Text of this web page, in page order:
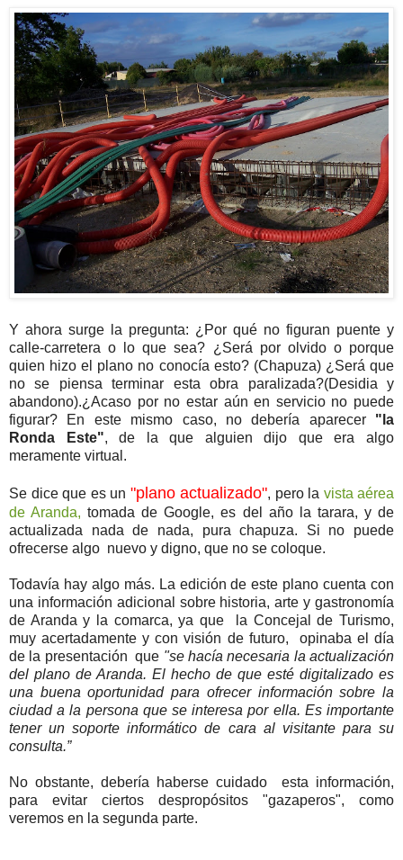
Y ahora surge la pregunta: ¿Por qué no figuran puente y
calle-carretera o lo que sea? ¿Será por olvido o porque
quien hizo el plano no conocía esto? (Chapuza) ¿Será que
no se piensa terminar esta obra paralizada?(Desidia y
abandono).¿Acaso por no estar aún en servicio no puede
figurar? En este mismo caso, no debería aparecer "la
Ronda Este", de la que alguien dijo que era algo
meramente virtual.
Se dice que es un "plano actualizado", pero la vista aérea
de Aranda, tomada de Google, es del año la tarara, y de
actualizada nada de nada, pura chapuza. Si no puede
ofrecerse algo nuevo y digno, que no se coloque.
Todavía hay algo más. La edición de este plano cuenta con
una información adicional sobre historia, arte y gastronomía
de Aranda y la comarca, ya que la Concejal de Turismo,
muy acertadamente y con visión de futuro, opinaba el día
de la presentación que "se hacía necesaria la actualización
del plano de Aranda. El hecho de que esté digitalizado es
una buena oportunidad para ofrecer información sobre la
ciudad a la persona que se interesa por ella. Es importante
tener un soporte informático de cara al visitante para su
consulta.”
No obstante, debería haberse cuidado esta información,
para evitar ciertos despropósitos "gazaperos", como
veremos en la segunda parte.